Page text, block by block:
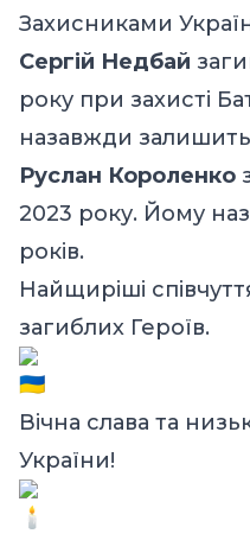
Захисниками
Сергій Недбай
року при захисті
назавжди
Руслан Короленко
2023 року. Йому
років.
Найщиріші
загиблих Героїв.
Вічна слава та
України!